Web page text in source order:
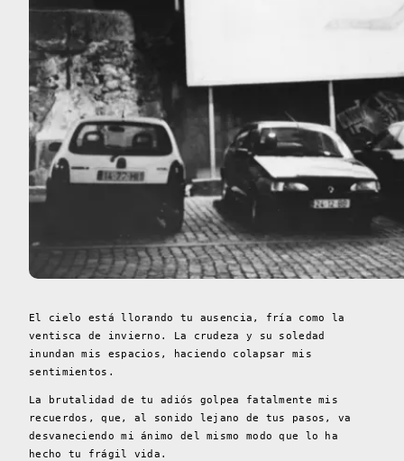
El cielo está llorando tu ausencia, fría como la
ventisca de invierno. La crudeza y su soledad
inundan mis espacios, haciendo colapsar mis
sentimientos.
La brutalidad de tu adiós golpea fatalmente mis
recuerdos, que, al sonido lejano de tus pasos, va
desvaneciendo mi ánimo del mismo modo que lo ha
hecho tu frágil vida.